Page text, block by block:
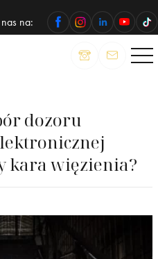
na:
dozoru
kara więzienia?